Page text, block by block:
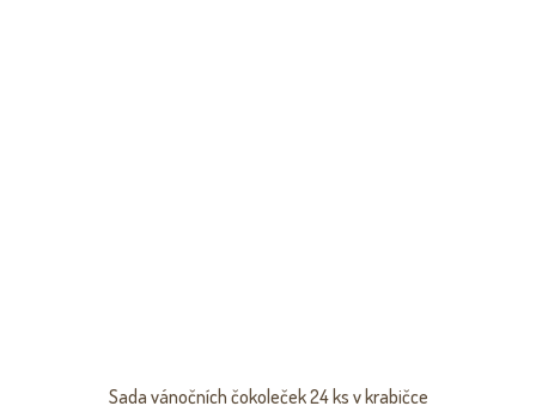
Sada vánočních čokoleček 24 ks v krabičce